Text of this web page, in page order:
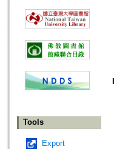
Tools
Export